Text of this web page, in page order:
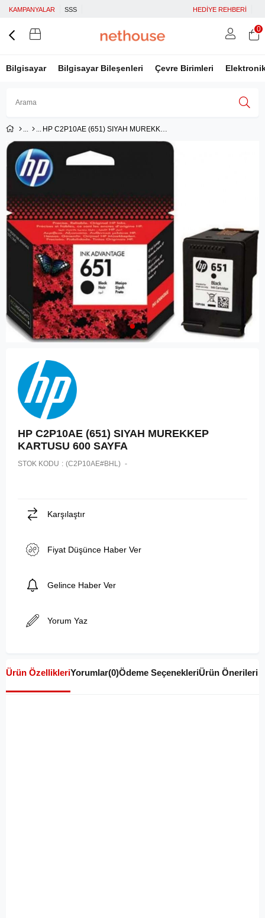
KAMPANYALAR SSS HEDİYE REHBERİ
Bilgisayar Bilgisayar Bileşenleri Çevre Birimleri
Üye Ol
0
HP C2P10AE (651) SIYAH MUREKKEP KARTUSU 600 SAYFA
HP C2P10AE (651) SIYAH MUREKKEP
KARTUSU 600 SAYFA
STOK KODU (C2P10AE#BHL)
Karşılaştır
Fiyat Düşünce Haber Ver
Gelince Haber Ver
Yorum Yaz
Ürün ÖzellikleriYorumlar(0)Ödeme SeçenekleriÜrün Önerileri